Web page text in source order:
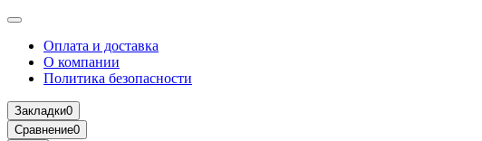
Оплата и доставка
О компании
Политика безопасности
Закладки0
Сравнение0